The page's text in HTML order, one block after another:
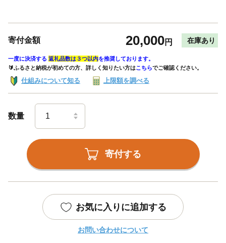
寄付金額 20,000円 在庫あり
一度に決済する 返礼品数は３つ以内を推奨しております。
🔰ふるさと納税が初めての方、詳しく知りたい方はこちらでご確認ください。
仕組みについて知る 上限額を調べる
数量
寄付する
お気に入りに追加する
お問い合わせについて